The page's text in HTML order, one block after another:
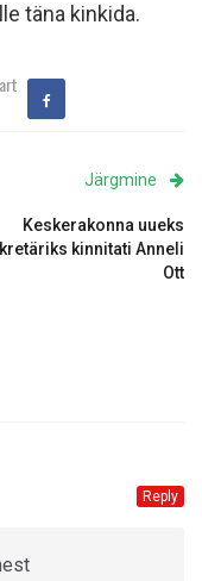
täna kinkida.
Järgmine
Keskerakonna uueks
kinnitati Anneli
Ott
Reply